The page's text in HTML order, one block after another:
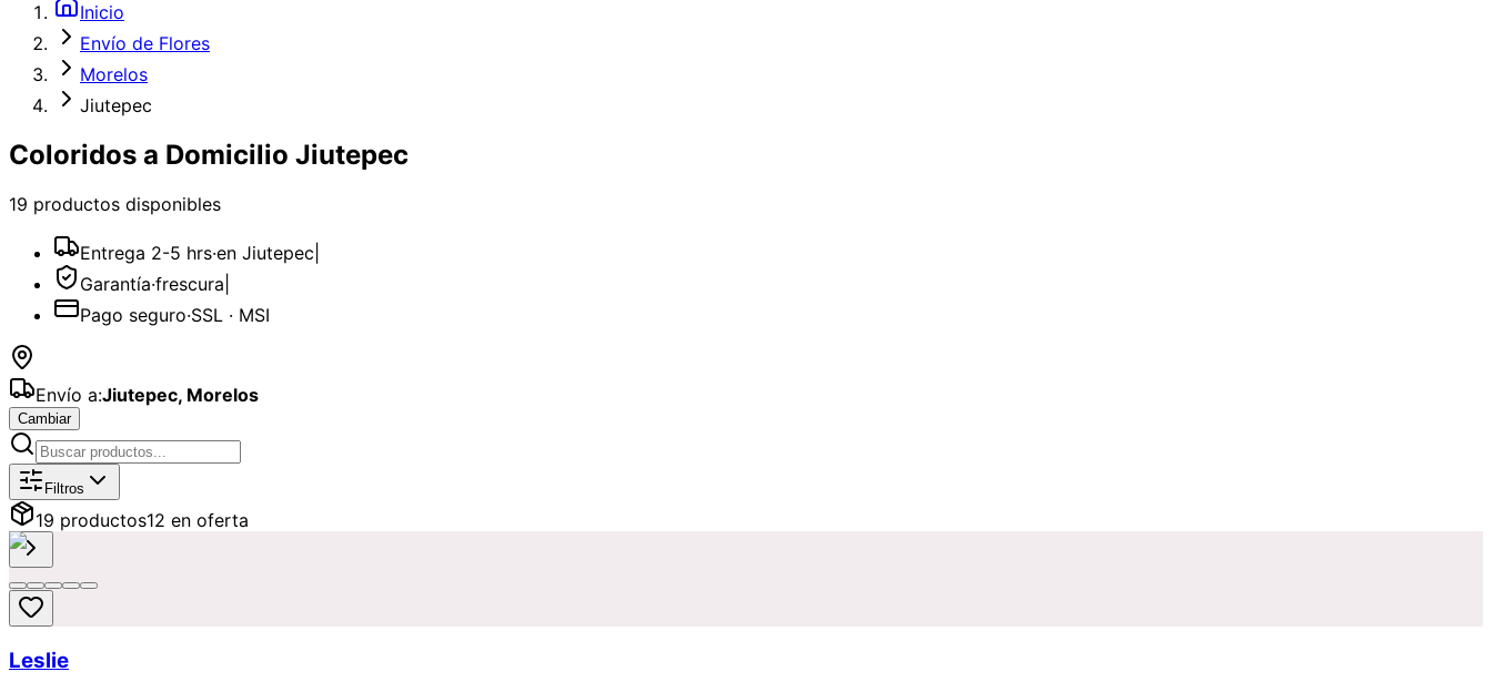
Inicio
Envío de Flores
Morelos
Jiutepec
Coloridos a Domicilio Jiutepec
19 productos disponibles
Entrega 2-5 hrs·en Jiutepec
Garantía·frescura
Pago seguro·SSL · MSI
Envío a:Jiutepec, Morelos
Cambiar
Catálogo deColoridos
Filtros
19 productos12 en oferta
Leslie